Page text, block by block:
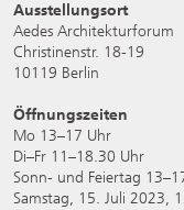
Ausstellungsort
Aedes Architekturforum
Christinenstr. 18-19
10119 Berlin
Öffnungszeiten
Mo 13–17 Uhr
Di–Fr 11–18.30 Uhr
Sonn- und Feiertag
Samstag, 15. Juli 2023,